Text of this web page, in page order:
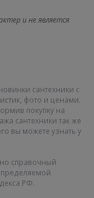
и не является
сантехники с
фото и ценами.
покупку на
сантехники так же
вы можете узнать у
справочный
РФ.